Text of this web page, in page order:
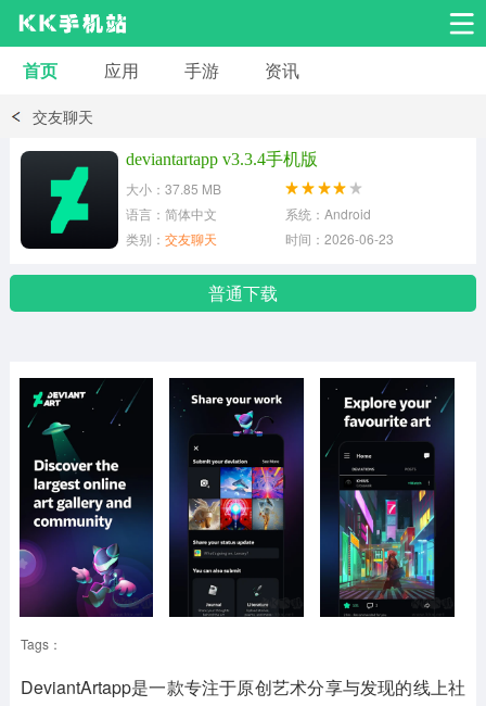
安卓应用
小说漫画
金融理财 新闻资讯 游戏辅助
安卓其它
首页 应用 手游 资讯
交友聊天
deviantartapp v3.3.4手机版
大小：37.85 MB
语言：简体中文
系统：Android
类别： 交友聊天 时间：2026-06-23
普通下载
Tags：
DeviantArtapp是一款专注于原创艺术分享与发现的线上社